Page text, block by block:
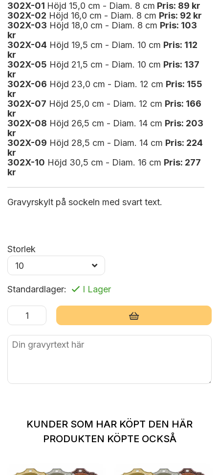
302X-01 Höjd 15,0 cm - Diam. 8 cm Pris: 89 kr
302X-02 Höjd 16,0 cm - Diam. 8 cm Pris: 92 kr
302X-03 Höjd 18,0 cm - Diam. 8 cm Pris: 103
kr
302X-04 Höjd 19,5 cm - Diam. 10 cm Pris: 112
kr
302X-05 Höjd 21,5 cm - Diam. 10 cm Pris: 137
kr
302X-06 Höjd 23,0 cm - Diam. 12 cm Pris: 155
kr
302X-07 Höjd 25,0 cm - Diam. 12 cm Pris: 166
kr
302X-08 Höjd 26,5 cm - Diam. 14 cm Pris: 203
kr
302X-09 Höjd 28,5 cm - Diam. 14 cm Pris: 224
kr
302X-10 Höjd 30,5 cm - Diam. 16 cm Pris: 277
kr
Gravyrskylt på sockeln med svart text.
Storlek
Standardlager: I Lager
Lägg i varukorg
KUNDER SOM HAR KÖPT DEN HÄR
PRODUKTEN KÖPTE OCKSÅ